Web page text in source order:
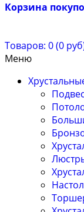
Корзина
Товаров: 0 (0
Меню